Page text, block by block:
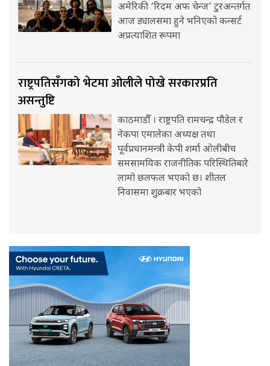
अमेरिकी ‘रिदम अफ चेन्ज’ टुरअन्तर्गत
आज ड्यालसमा हुने भनिएको कन्सर्ट
अप्रत्याशित रूपमा
राष्ट्रपतिसँगको भेटमा ओलीले पोखे सरकारप्रति
असन्तुष्टि
काठमाडौँ । राष्ट्रपति रामचन्द्र पौडेल र
नेकपा एमालेका अध्यक्ष तथा
पूर्वप्रधानमन्त्री केपी शर्मा ओलीबीच
समसामयिक राजनीतिक परिस्थितिबारे
लामो छलफल भएको छ। शीतल
निवासमा शुक्रबार भएको